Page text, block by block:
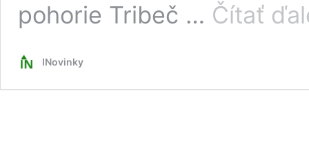
pohorie Tribeč … Čítať
INovinky